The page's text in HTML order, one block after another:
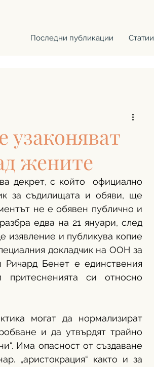
Последни публикации Статии
узаконяват
жените
декрет, с който  официално
за съдилищата и обяви, ще
не е обявен публично и
едва на 21 януари, след
изявление и публикува копие
докладчик на ООН за
Ричард Бенет е единствения
си относно
могат да нормализират
и да утвърдят трайно
Има опасност от създаване
„аристокрация“ както и за